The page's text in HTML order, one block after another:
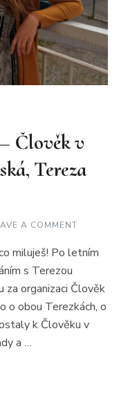
Člověk v
Tereza
A COMMENT
MILUJEŠ
ČLOVĚK
V
TÍSNI
–
TEREZA
miluješ! Po letním
s Terezou
za organizaci Člověk
o obou Terezkách, o
k Člověku v
a …